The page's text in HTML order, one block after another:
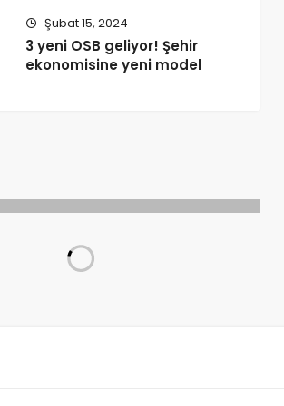
Şubat 15, 2024
3 yeni OSB geliyor! Şehir
ekonomisine yeni model